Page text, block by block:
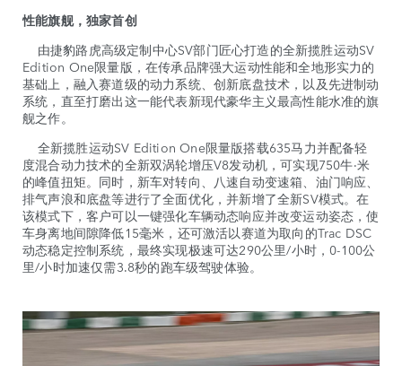
性能旗舰，独家首创
由捷豹路虎高级定制中心SV部门匠心打造的全新揽胜运动SV
Edition One限量版，在传承品牌强大运动性能和全地形实力的
基础上，融入赛道级的动力系统、创新底盘技术，以及先进制动
系统，直至打磨出这一能代表新现代豪华主义最高性能水准的旗
舰之作。
全新揽胜运动SV Edition One限量版搭载635马力并配备轻
度混合动力技术的全新双涡轮增压V8发动机，可实现750牛·米
的峰值扭矩。同时，新车对转向、八速自动变速箱、油门响应、
排气声浪和底盘等进行了全面优化，并新增了全新SV模式。在
该模式下，客户可以一键强化车辆动态响应并改变运动姿态，使
车身离地间隙降低15毫米，还可激活以赛道为取向的Trac DSC
动态稳定控制系统，最终实现极速可达290公里/小时，0-100公
里/小时加速仅需3.8秒的跑车级驾驶体验。